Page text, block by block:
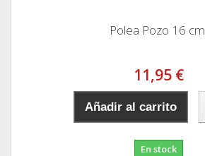
Polea Pozo 16 cm.
11,95 €
Añadir al carrito
En stock